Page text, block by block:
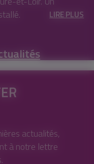
LIRE PLUS
actualités,
à notre lettre